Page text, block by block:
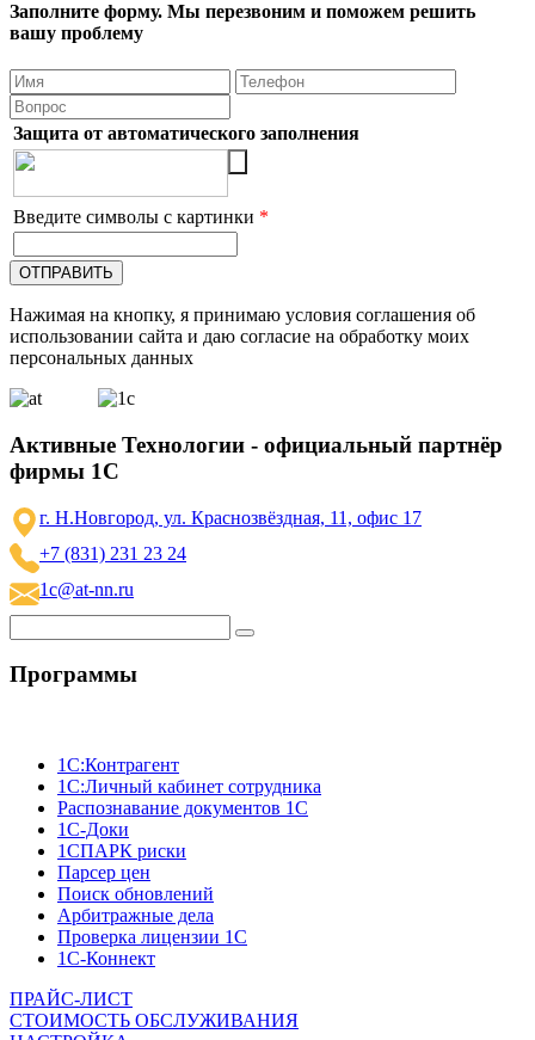
Заполните форму. Мы перезвоним и поможем решить
вашу проблему
Защита от автоматического заполнения
Введите символы с картинки *
Нажимая на кнопку, я принимаю условия соглашения об
использовании сайта и даю согласие на обработку моих
персональных данных
Активные Технологии - официальный партнёр
фирмы 1С
г. Н.Новгород, ул. Краснозвёздная, 11, офис 17
+7 (831) 231 23 24
1c@at-nn.ru
Программы
1C:Контрагент
1С:Личный кабинет сотрудника
Распознавание документов 1С
1С-Доки
1CПАРК риски
Парсер цен
Поиск обновлений
Арбитражные дела
Проверка лицензии 1С
1С-Коннект
ПРАЙС-ЛИСТ
СТОИМОСТЬ ОБСЛУЖИВАНИЯ